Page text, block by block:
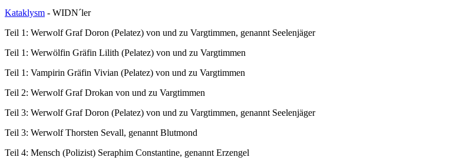
Kataklysm - WIDN´ler
Teil 1: Werwolf Graf Doron (Pelatez) von und zu Vargtimmen, genannt Seelenjäger
Teil 1: Werwölfin Gräfin Lilith (Pelatez) von und zu Vargtimmen
Teil 1: Vampirin Gräfin Vivian (Pelatez) von und zu Vargtimmen
Teil 2: Werwolf Graf Drokan von und zu Vargtimmen
Teil 3: Werwolf Graf Doron (Pelatez) von und zu Vargtimmen, genannt Seelenjäger
Teil 3: Werwolf Thorsten Sevall, genannt Blutmond
Teil 4: Mensch (Polizist) Seraphim Constantine, genannt Erzengel